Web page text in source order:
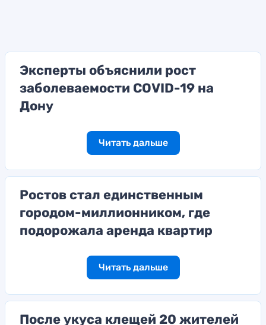
Эксперты объяснили рост
заболеваемости COVID-19 на
Дону
Читать дальше
Ростов стал единственным
городом-миллионником, где
подорожала аренда квартир
Читать дальше
После укуса клещей 20 жителей